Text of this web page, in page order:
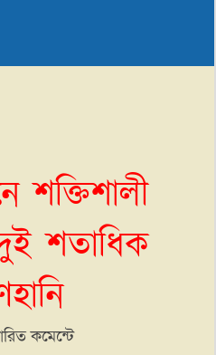
শক্তিশালী
শতাধিক
কমেন্টে